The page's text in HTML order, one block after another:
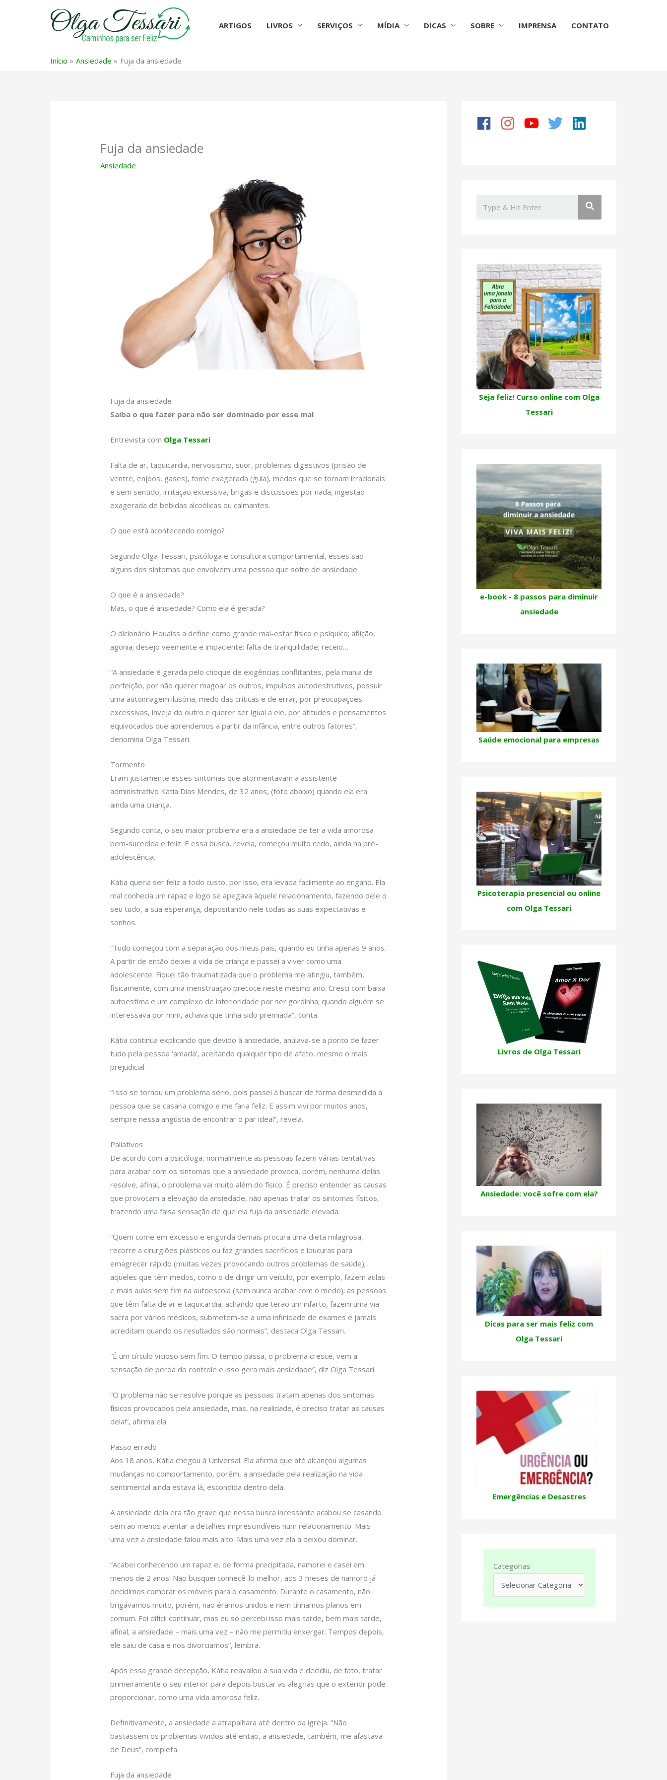
ARTIGOS LIVROS SERVIÇOS MÍDIA DICAS SOBRE IMPRENSA CONTATO
Início Ansiedade Fuja da ansiedade
Fuja da ansiedade
Ansiedade
Fuja da ansiedade
Saiba o que fazer para não ser dominado por esse mal
Entrevista com Olga Tessari
Falta de ar, taquicardia, nervosismo, suor, problemas digestivos (prisão de
ventre, enjoos, gases), fome exagerada (gula), medos que se tornam irracionais
e sem sentido, irritação excessiva, brigas e discussões por nada, ingestão
exagerada de bebidas alcoólicas ou calmantes.
O que está acontecendo comigo?
Segundo Olga Tessari, psicóloga e consultora comportamental, esses são
alguns dos sintomas que envolvem uma pessoa que sofre de ansiedade.
O que é a ansiedade?
Mas, o que é ansiedade? Como ela é gerada?
O dicionário Houaiss a define como grande mal-estar físico e psíquico; aflição,
agonia; desejo veemente e impaciente; falta de tranquilidade; receio…
“A ansiedade é gerada pelo choque de exigências conflitantes, pela mania de
perfeição, por não querer magoar os outros, impulsos autodestrutivos, possuir
uma autoimagem ilusória, medo das críticas e de errar, por preocupações
excessivas, inveja do outro e querer ser igual a ele, por atitudes e pensamentos
equivocados que aprendemos a partir da infância, entre outros fatores”,
denomina Olga Tessari.
Tormento
Eram justamente esses sintomas que atormentavam a assistente
administrativo Kátia Dias Mendes, de 32 anos, (foto abaixo) quando ela era
ainda uma criança.
Segundo conta, o seu maior problema era a ansiedade de ter a vida amorosa
bem-sucedida e feliz. E essa busca, revela, começou muito cedo, ainda na pré-
adolescência.
Kátia queria ser feliz a todo custo, por isso, era levada facilmente ao engano. Ela
mal conhecia um rapaz e logo se apegava àquele relacionamento, fazendo dele o
seu tudo, a sua esperança, depositando nele todas as suas expectativas e
sonhos.
“Tudo começou com a separação dos meus pais, quando eu tinha apenas 9 anos.
A partir de então deixei a vida de criança e passei a viver como uma
adolescente. Fiquei tão traumatizada que o problema me atingiu, também,
fisicamente, com uma menstruação precoce neste mesmo ano. Cresci com baixa
autoestima e um complexo de inferioridade por ser gordinha; quando alguém se
interessava por mim, achava que tinha sido premiada”, conta.
Kátia continua explicando que devido à ansiedade, anulava-se a ponto de fazer
tudo pela pessoa ‘amada’, aceitando qualquer tipo de afeto, mesmo o mais
prejudicial.
“Isso se tornou um problema sério, pois passei a buscar de forma desmedida a
pessoa que se casaria comigo e me faria feliz. E assim vivi por muitos anos,
sempre nessa angústia de encontrar o par ideal”, revela.
Paliativos
De acordo com a psicóloga, normalmente as pessoas fazem várias tentativas
para acabar com os sintomas que a ansiedade provoca, porém, nenhuma delas
resolve, afinal, o problema vai muito além do físico. É preciso entender as causas
que provocam a elevação da ansiedade, não apenas tratar os sintomas físicos,
trazendo uma falsa sensação de que ela fuja da ansiedade elevada.
“Quem come em excesso e engorda demais procura uma dieta milagrosa,
recorre a cirurgiões plásticos ou faz grandes sacrifícios e loucuras para
emagrecer rápido (muitas vezes provocando outros problemas de saúde);
aqueles que têm medos, como o de dirigir um veículo, por exemplo, fazem aulas
e mais aulas sem fim na autoescola (sem nunca acabar com o medo); as pessoas
que têm falta de ar e taquicardia, achando que terão um infarto, fazem uma via
sacra por vários médicos, submetem-se a uma infinidade de exames e jamais
acreditam quando os resultados são normais”, destaca Olga Tessari.
“É um círculo vicioso sem fim. O tempo passa, o problema cresce, vem a
sensação de perda do controle e isso gera mais ansiedade”, diz Olga Tessari.
“O problema não se resolve porque as pessoas tratam apenas dos sintomas
físicos provocados pela ansiedade, mas, na realidade, é preciso tratar as causas
dela!”, afirma ela.
Passo errado
Aos 18 anos, Kátia chegou à Universal. Ela afirma que até alcançou algumas
mudanças no comportamento, porém, a ansiedade pela realização na vida
sentimental ainda estava lá, escondida dentro dela.
A ansiedade dela era tão grave que nessa busca incessante acabou se casando
sem ao menos atentar a detalhes imprescindíveis num relacionamento. Mais
uma vez a ansiedade falou mais alto. Mais uma vez ela a deixou dominar.
“Acabei conhecendo um rapaz e, de forma precipitada, namorei e casei em
menos de 2 anos. Não busquei conhecê-lo melhor, aos 3 meses de namoro já
decidimos comprar os móveis para o casamento. Durante o casamento, não
brigávamos muito, porém, não éramos unidos e nem tínhamos planos em
comum. Foi difícil continuar, mas eu só percebi isso mais tarde, bem mais tarde,
afinal, a ansiedade – mais uma vez – não me permitiu enxergar. Tempos depois,
ele saiu de casa e nos divorciamos”, lembra.
Após essa grande decepção, Kátia reavaliou a sua vida e decidiu, de fato, tratar
primeiramente o seu interior para depois buscar as alegrias que o exterior pode
proporcionar, como uma vida amorosa feliz.
Definitivamente, a ansiedade a atrapalhara até dentro da igreja. “Não
bastassem os problemas vividos até então, a ansiedade, também, me afastava
de Deus”, completa.
Fuja da ansiedade
Seja feliz! Curso online com Olga
Tessari
e-book - 8 passos para diminuir
ansiedade
Saúde emocional para empresas
Psicoterapia presencial ou online
com Olga Tessari
Livros de Olga Tessari
Ansiedade: você sofre com ela?
Dicas para ser mais feliz com
Olga Tessari
Emergências e Desastres
Categorias